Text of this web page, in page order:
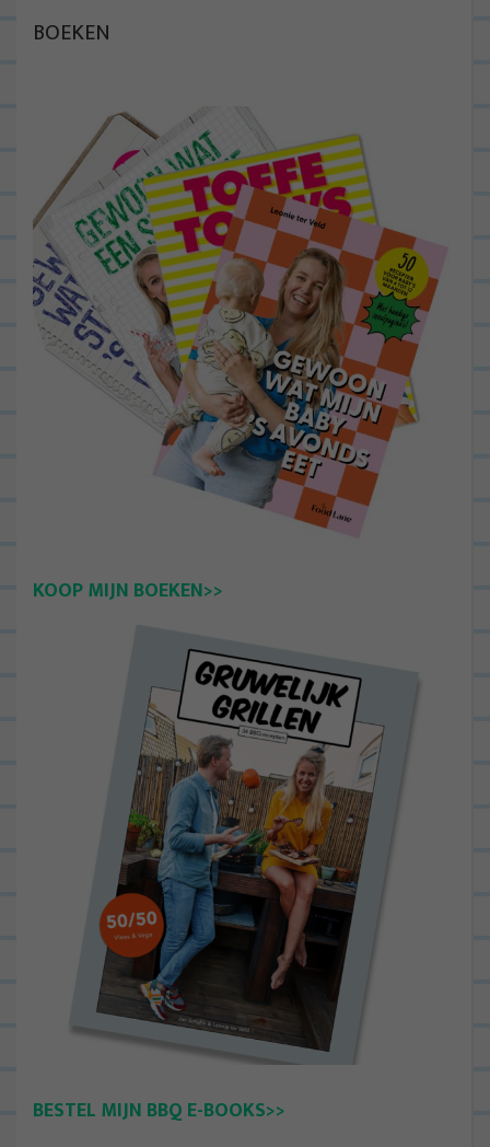
BOEKEN
KOOP MIJN BOEKEN>>
BESTEL MIJN BBQ E-BOOKS>>